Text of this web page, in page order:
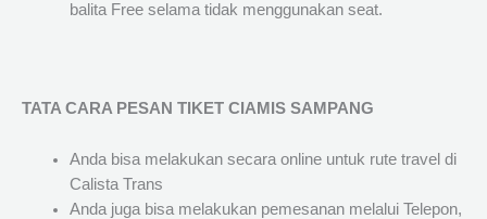
balita Free selama tidak menggunakan seat.
TATA CARA PESAN TIKET CIAMIS SAMPANG
Anda bisa melakukan secara online untuk rute travel di
Calista Trans
Anda juga bisa melakukan pemesanan melalui Telepon,